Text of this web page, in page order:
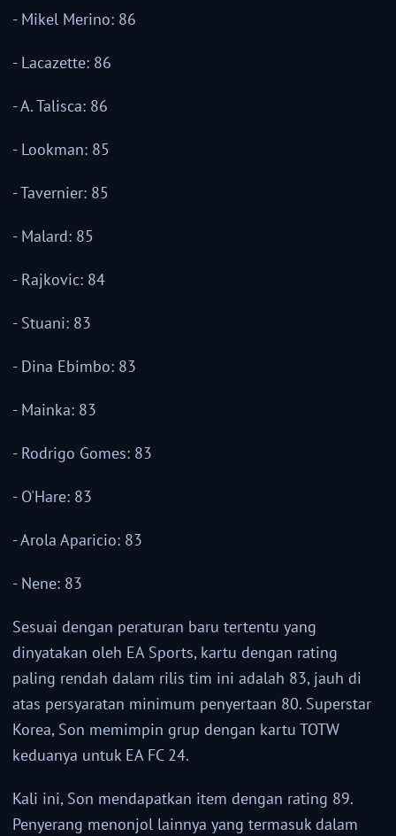
- Mikel Merino: 86
- Lacazette: 86
- A. Talisca: 86
- Lookman: 85
- Tavernier: 85
- Malard: 85
- Rajkovic: 84
- Stuani: 83
- Dina Ebimbo: 83
- Mainka: 83
- Rodrigo Gomes: 83
- O'Hare: 83
- Arola Aparicio: 83
- Nene: 83
Sesuai dengan peraturan baru tertentu yang
dinyatakan oleh EA Sports, kartu dengan rating
paling rendah dalam rilis tim ini adalah 83, jauh di
atas persyaratan minimum penyertaan 80. Superstar
Korea, Son memimpin grup dengan kartu TOTW
keduanya untuk EA FC 24.
Kali ini, Son mendapatkan item dengan rating 89.
Penyerang menonjol lainnya yang termasuk dalam